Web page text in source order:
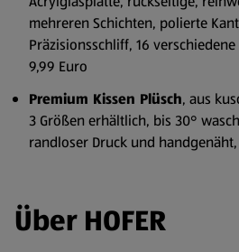
mehreren Schichten, polierte
Präzisionsschliff, 16
9,99 Euro
Premium Kissen Plüsch, aus
3 Größen erhältlich, bis 30°
randloser Druck und handgenäht,
Über HOFER